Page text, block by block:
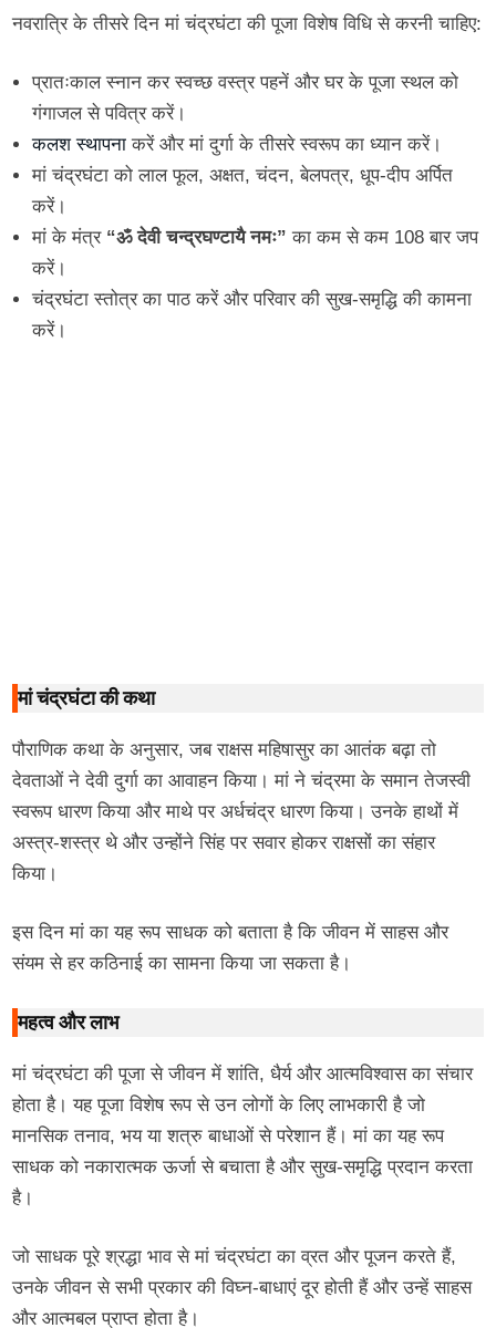
नवरात्रि के तीसरे दिन मां चंद्रघंटा की पूजा विशेष विधि से करनी चाहिए:
प्रातःकाल स्नान कर स्वच्छ वस्त्र पहनें और घर के पूजा स्थल को
गंगाजल से पवित्र करें।
कलश स्थापना करें और मां दुर्गा के तीसरे स्वरूप का ध्यान करें।
मां चंद्रघंटा को लाल फूल, अक्षत, चंदन, बेलपत्र, धूप-दीप अर्पित
करें।
मां के मंत्र “ॐ देवी चन्द्रघण्टायै नमः” का कम से कम 108 बार जप
करें।
चंद्रघंटा स्तोत्र का पाठ करें और परिवार की सुख-समृद्धि की कामना
करें।
मां चंद्रघंटा की कथा
पौराणिक कथा के अनुसार, जब राक्षस महिषासुर का आतंक बढ़ा तो
देवताओं ने देवी दुर्गा का आवाहन किया। मां ने चंद्रमा के समान तेजस्वी
स्वरूप धारण किया और माथे पर अर्धचंद्र धारण किया। उनके हाथों में
अस्त्र-शस्त्र थे और उन्होंने सिंह पर सवार होकर राक्षसों का संहार
किया।
इस दिन मां का यह रूप साधक को बताता है कि जीवन में साहस और
संयम से हर कठिनाई का सामना किया जा सकता है।
महत्व और लाभ
मां चंद्रघंटा की पूजा से जीवन में शांति, धैर्य और आत्मविश्वास का संचार
होता है। यह पूजा विशेष रूप से उन लोगों के लिए लाभकारी है जो
मानसिक तनाव, भय या शत्रु बाधाओं से परेशान हैं। मां का यह रूप
साधक को नकारात्मक ऊर्जा से बचाता है और सुख-समृद्धि प्रदान करता
है।
जो साधक पूरे श्रद्धा भाव से मां चंद्रघंटा का व्रत और पूजन करते हैं,
उनके जीवन से सभी प्रकार की विघ्न-बाधाएं दूर होती हैं और उन्हें साहस
और आत्मबल प्राप्त होता है।